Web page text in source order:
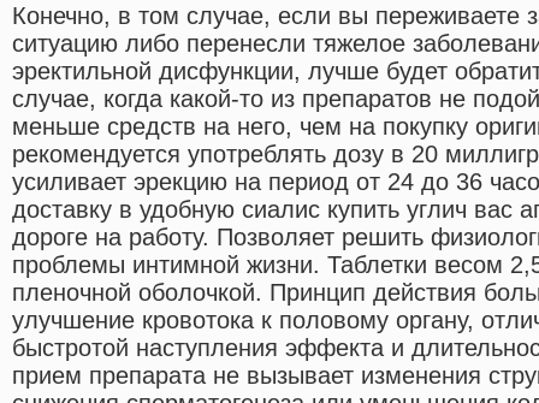
Конечно, в том случае, если вы переживаете
ситуацию либо перенесли тяжелое
эректильной дисфункции, лучше будет
случае, когда какой-то из препаратов не
меньше средств на него, чем на покупку
рекомендуется употреблять дозу в 20
усиливает эрекцию на период от 24 до 36
доставку в удобную сиалис купить углич вас
дороге на работу. Позволяет решить
проблемы интимной жизни. Таблетки весом
пленочной оболочкой. Принцип действия
улучшение кровотока к половому органу,
быстротой наступления эффекта и
прием препарата не вызывает изменения